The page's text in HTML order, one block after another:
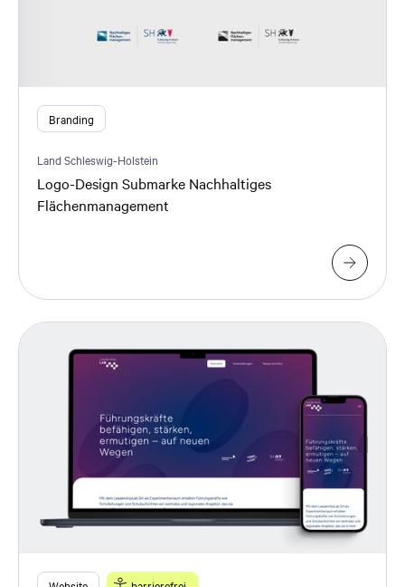
Branding
Land Schleswig-Holstein
Logo-Design Submarke Nachhaltiges
Flächenmanagement